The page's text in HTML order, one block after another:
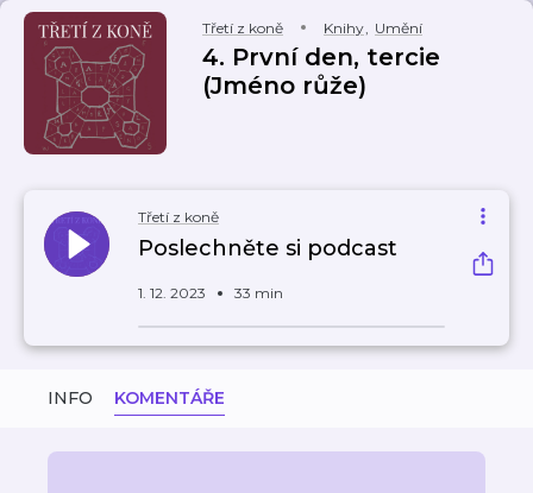
Třetí z koně Knihy, Umění
4. První den, tercie
(Jméno růže)
Třetí z koně
Poslechněte si podcast
1. 12. 2023 33 min
INFO KOMENTÁŘE